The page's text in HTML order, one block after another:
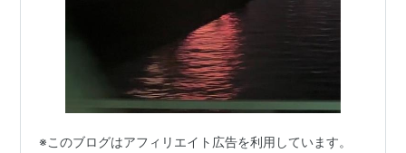
※このブログはアフィリエイト広告を利用しています。